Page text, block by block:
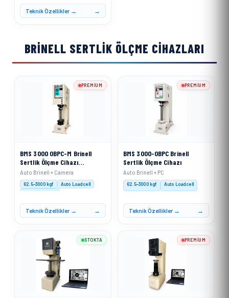
Teknik Özellikler →
BRINELL SERTLIK ÖLÇME CIHAZLARI
BMS 3000 OBPC-M Brinell
Sertlik Ölçme Cihazı
Motorize Sistemli
Auto Brinell + Camera
62.5–3000 kgf
Auto Loadcell
XACT Software
Teknik Özellikler →
PREMIUM
BMS 3000-OBPC Brinell
Sertlik Ölçme Cihazı
Auto Brinell + PC
62.5–3000 kgf Auto Loadcell
Teknik Özellikler →
PREMIUM
STOKTA PREMIUM